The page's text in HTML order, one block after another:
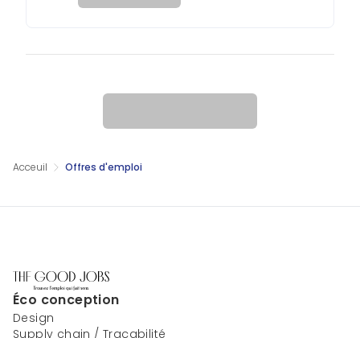
Acceuil Offres d'emploi
Éco conception
Design
Supply chain / Traçabilité